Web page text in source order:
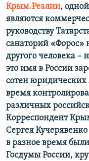
Крым.Реалии,
являются
руководству
санаторий «Форос»
другого человека –
это имя в России
сотен юридических
время
различных
Корреспондент
Сергея
в разное время
Госдумы России,